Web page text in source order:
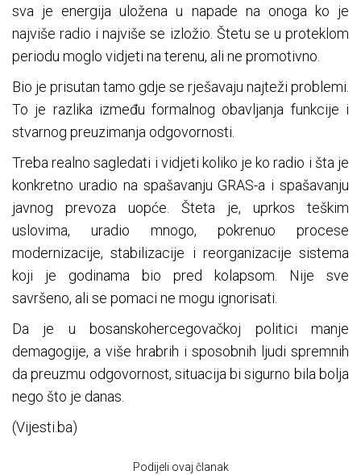
sva je energija uložena u napade na onoga ko je
najviše radio i najviše se izložio. Štetu se u proteklom
periodu moglo vidjeti na terenu, ali ne promotivno.
Bio je prisutan tamo gdje se rješavaju najteži problemi.
To je razlika između formalnog obavljanja funkcije i
stvarnog preuzimanja odgovornosti.
Treba realno sagledati i vidjeti koliko je ko radio i šta je
konkretno uradio na spašavanju GRAS-a i spašavanju
javnog prevoza uopće. Šteta je, uprkos teškim
uslovima, uradio mnogo, pokrenuo procese
modernizacije, stabilizacije i reorganizacije sistema
koji je godinama bio pred kolapsom. Nije sve
savršeno, ali se pomaci ne mogu ignorisati.
Da je u bosanskohercegovačkoj politici manje
demagogije, a više hrabrih i sposobnih ljudi spremnih
da preuzmu odgovornost, situacija bi sigurno bila bolja
nego što je danas.
(Vijesti.ba)
Podijeli ovaj članak